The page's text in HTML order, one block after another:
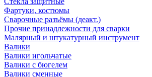
Фартуки, костюмы
Сварочные разъёмы (деакт.)
Прочие принадлежности для сварки
Малярный и штукатурный инструмент
Валики
Валики игольчатые
Валики с бюгелем
Валики сменные